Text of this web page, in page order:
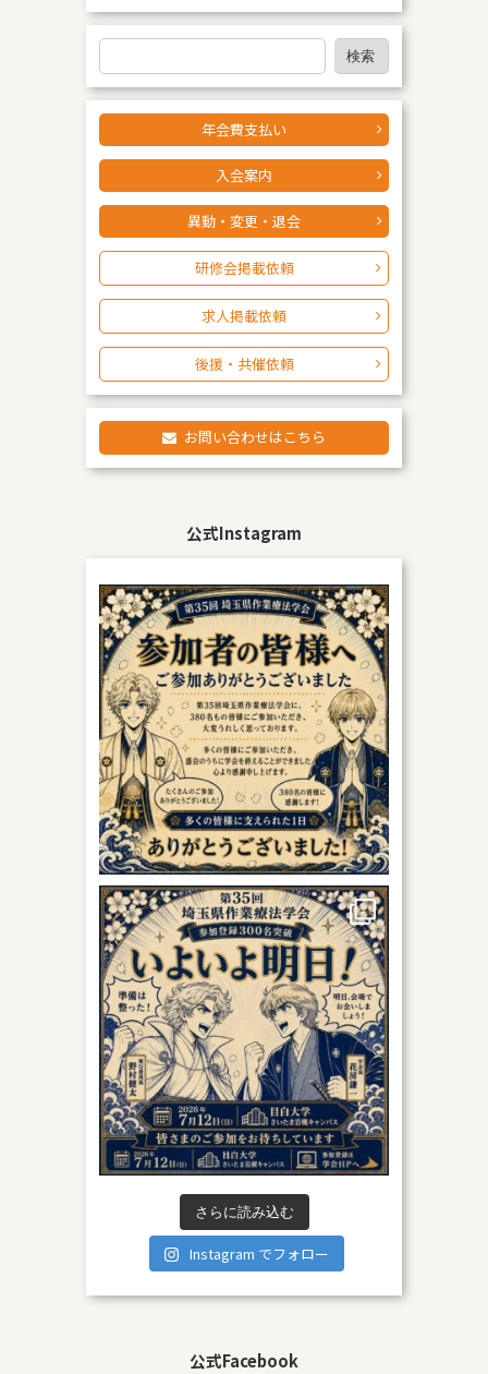
検
索
検索
年会費支払い
入会案内
異動・変更・退会
研修会掲載依頼
求人掲載依頼
後援・共催依頼
お問い合わせはこちら
公式Instagram
さらに読み込む
Instagram でフォロー
公式Facebook